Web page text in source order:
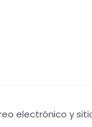
electrónico y